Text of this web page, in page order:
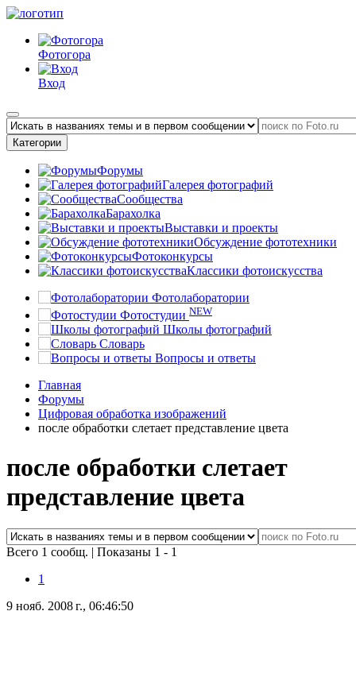
Фотогора
Вход
Категории
Форумы
Галерея фотографий
Сообщества
Барахолка
Выставки и проекты
Обсуждение фототехники
Фотоконкурсы
Классики фотоискусства
Фотолаборатории
Фотостудии NEW
Школы фотографий
Словарь
Вопросы и ответы
Главная
Форумы
Цифровая обработка изображений
после обработки слетает представление цвета
после обработки слетает
представление цвета
Всего 1 сообщ. | Показаны 1 - 1
1
9 нояб. 2008 г., 06:46:50